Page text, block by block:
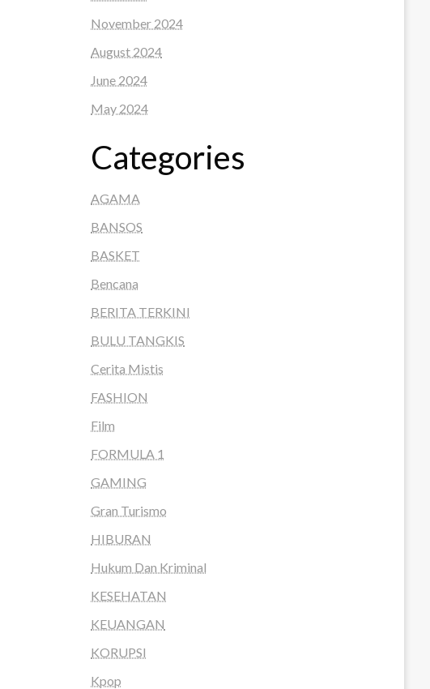
November 2024
August 2024
June 2024
May 2024
Categories
AGAMA
BANSOS
BASKET
Bencana
BERITA TERKINI
BULU TANGKIS
Cerita Mistis
FASHION
Film
FORMULA 1
GAMING
Gran Turismo
HIBURAN
Hukum Dan Kriminal
KESEHATAN
KEUANGAN
KORUPSI
Kpop